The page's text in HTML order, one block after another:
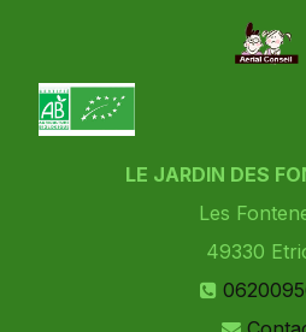
LE JARDIN DES
Les
49330